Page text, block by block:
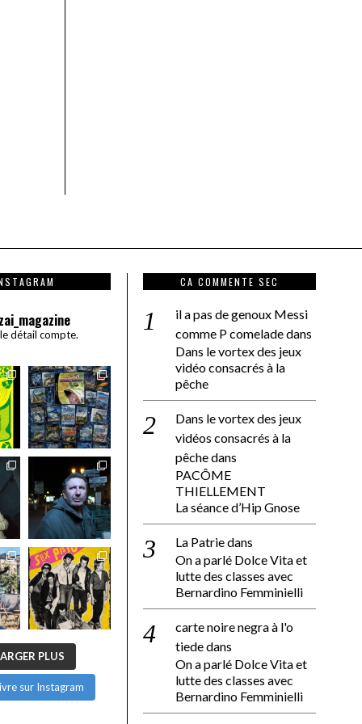
détail compte.
PLUS
sur Instagram
CA COMMENTE SEC
il a pas de genoux Messi
comme P comeladedans
Dans le vortex des jeux
vidéo consacrés à la
pêche
Dans le vortex des jeux
vidéos consacrés à la
pêchedans
PACÔME
THIELLEMENT
La séance d’Hip Gnose
La Patriedans
On a parlé Dolce Vita et
lutte des classes avec
Bernardino Femminielli
carte noire negra à l'o
tiededans
On a parlé Dolce Vita et
lutte des classes avec
Bernardino Femminielli